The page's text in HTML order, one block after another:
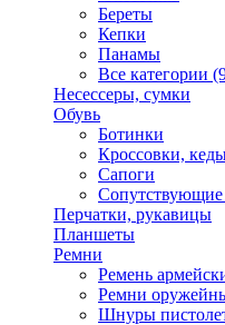
Береты
Кепки
Панамы
Все категории
Несессеры, сумки
Обувь
Ботинки
Кроссовки,
Сапоги
Сопутствующие
Перчатки, рукавицы
Планшеты
Ремни
Ремень
Ремни
Шнуры